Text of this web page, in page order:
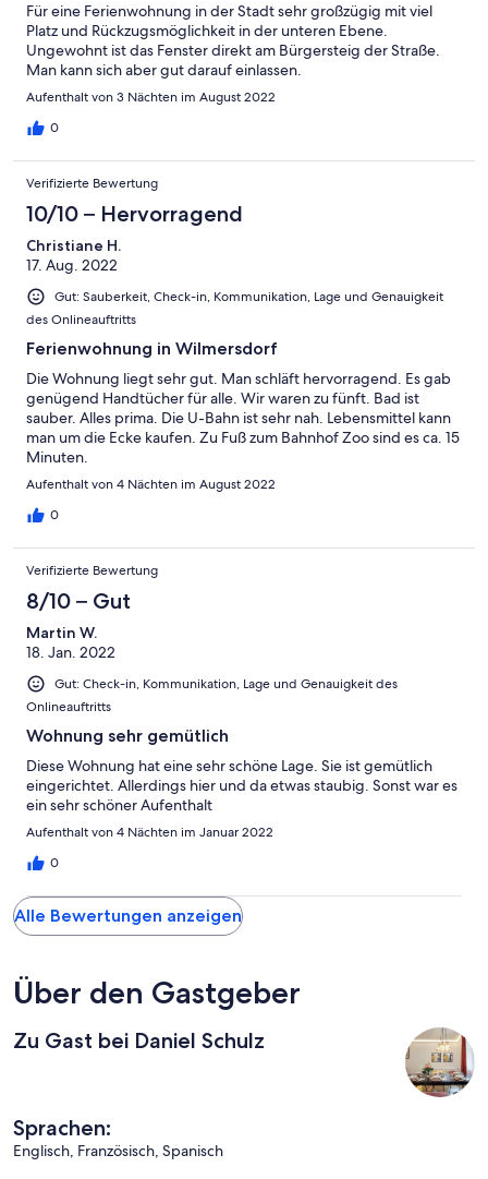
Für eine Ferienwohnung in der Stadt sehr großzügig mit viel
Platz und Rückzugsmöglichkeit in der unteren Ebene.
Ungewohnt ist das Fenster direkt am Bürgersteig der Straße.
Man kann sich aber gut darauf einlassen.
Aufenthalt von 3 Nächten im August 2022
0
Verifizierte Bewertung
10/10 – Hervorragend
Christiane H.
17. Aug. 2022
Gut: Sauberkeit, Check-in, Kommunikation, Lage und Genauigkeit
des Onlineauftritts
Ferienwohnung in Wilmersdorf
Die Wohnung liegt sehr gut. Man schläft hervorragend. Es gab
genügend Handtücher für alle. Wir waren zu fünft. Bad ist
sauber. Alles prima. Die U-Bahn ist sehr nah. Lebensmittel kann
man um die Ecke kaufen. Zu Fuß zum Bahnhof Zoo sind es ca. 15
Minuten.
Aufenthalt von 4 Nächten im August 2022
0
Verifizierte Bewertung
8/10 – Gut
Martin W.
18. Jan. 2022
Gut: Check-in, Kommunikation, Lage und Genauigkeit des
Onlineauftritts
Wohnung sehr gemütlich
Diese Wohnung hat eine sehr schöne Lage. Sie ist gemütlich
eingerichtet. Allerdings hier und da etwas staubig. Sonst war es
ein sehr schöner Aufenthalt
Aufenthalt von 4 Nächten im Januar 2022
0
Alle Bewertungen anzeigen
Über den Gastgeber
Zu Gast bei Daniel Schulz
Sprachen:
Englisch, Französisch, Spanisch